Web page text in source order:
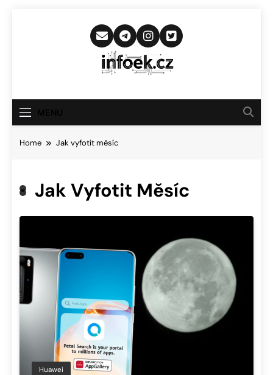
Infoek.cz
Novinkám
Home Jak vyfotit měsíc
Jak Vyfotit Měsíc
Huawei